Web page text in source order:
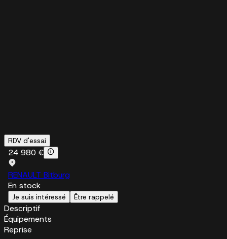
RDV d'essai
24 980 €
RENAULT Bitburg
En stock
Je suis intéressé Être rappelé
Descriptif
Équipements
Reprise